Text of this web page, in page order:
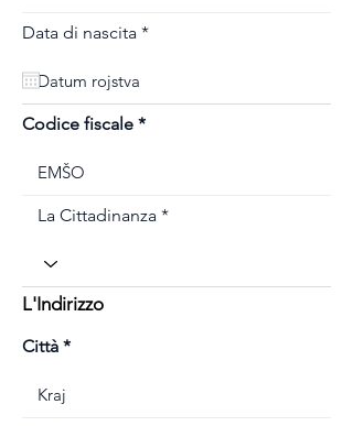
L'Indirizzo
Città
Data di nascita *r
i
Codice fiscale
La Cittadinanza